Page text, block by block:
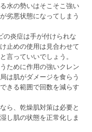
水の勢いはそこそこ強い
劣悪状態になってしまう
の炎症は手が付けられな
止めの使用は見合わせて
言っていいでしょう。
ために作用の強いクレン
は肌がダメージを食らう
きる範囲で回数を減らす
ら、乾燥肌対策は必要と
し肌の状態を正常化しま